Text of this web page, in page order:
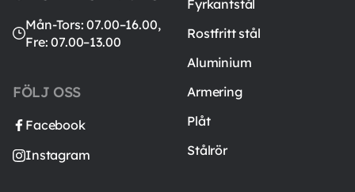
Mån-Tors: 07.00–16.00,
Fre: 07.00–13.00
FÖLJ OSS
Facebook
Instagram
Fyrkantstål
Rostfritt stål
Aluminium
Armering
Plåt
Stålrör